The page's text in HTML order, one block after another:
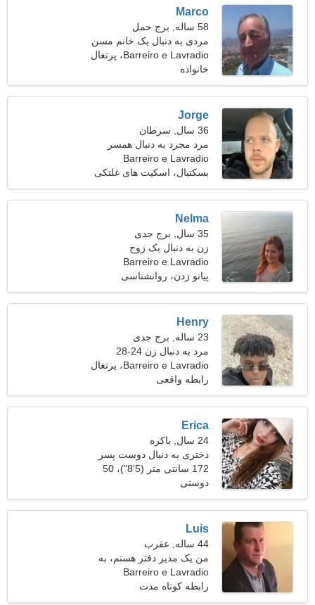
Marco
58 ساله, برج حمل
مردی به دنبال یک خانم مسن
46-53
Barreiro e Lavradio، پرتغال
خانواده
Jorge
36 سال, سرطان
مرد مجرد به دنبال همسر
Barreiro e Lavradio
بسکتبال، اسکیت های غلتکی
Nelma
35 سال, برج جدی
زن به دنبال یک زوج
Barreiro e Lavradio
پیانو زدن، روانشناسی
Henry
23 ساله, برج جدی
مرد به دنبال زن 24-28
Barreiro e Lavradio، پرتغال
رابطه واقعی
Erica
24 سال, باکره
دختری به دنبال دوست پسر
26-32
172 سانتی متر (5'8")، 50
کیلوگرم (110 پوند)
دوستی
Luis
44 ساله, عقرب
من یک مدیر دفتر هستم، به
یک خانم غیر معمول نیاز دارم
Barreiro e Lavradio
رابطه کوتاه مدت